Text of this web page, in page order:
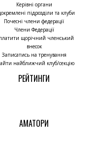
Керівні органи
підрозділи та клуби
Почесні члени федерації
Члени Федерації
щорічний членський
внесок
Записатись на тренування
найближчий клуб/секцію
РЕЙТИНГИ
АМАТОРИ